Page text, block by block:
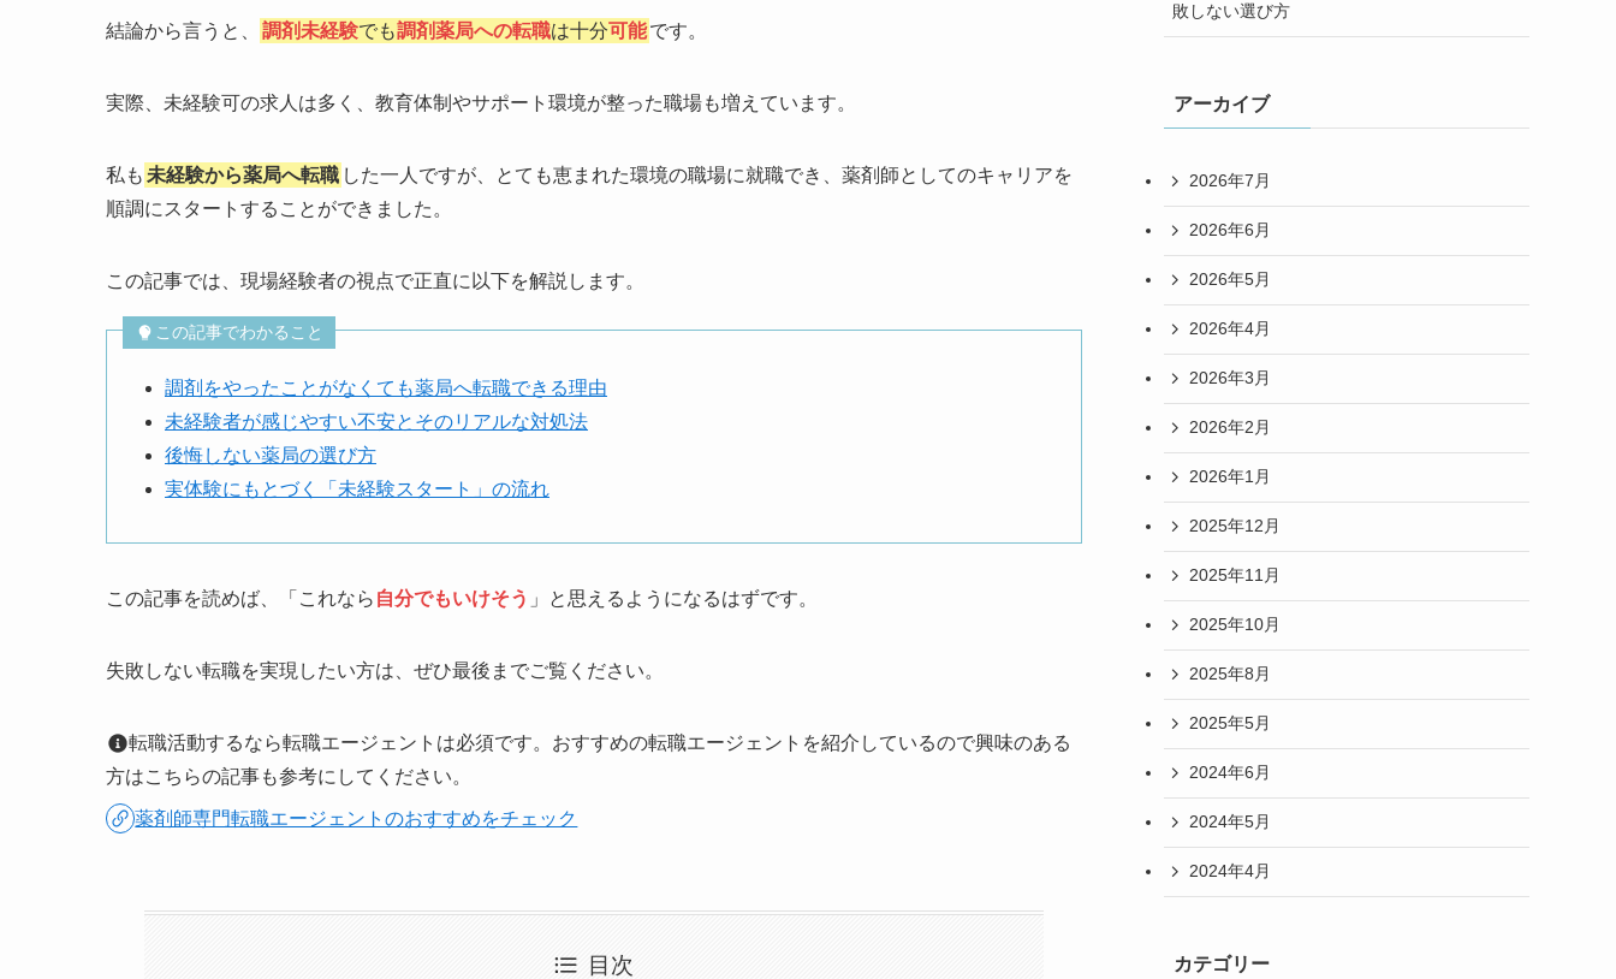
結論から言うと、 調剤未経験でも調剤薬局への転職は十分可能です。
実際、未経験可の求人は多く、教育体制やサポート環境が整った職場も増えています。
私も 未経験から薬局へ転職 した一人ですが、とても恵まれた環境の職場に就職でき、薬剤師としてのキャリアを
順調にスタートすることができました。
この記事では、現場経験者の視点で正直に以下を解説します。
この記事でわかること
調剤をやったことがなくても薬局へ転職できる理由
未経験者が感じやすい不安とそのリアルな対処法
後悔しない薬局の選び方
実体験にもとづく「未経験スタート」の流れ
この記事を読めば、「これなら 自分でもいけそう 」と思えるようになるはずです。
失敗しない転職を実現したい方は、ぜひ最後までご覧ください。
転職活動するなら転職エージェントは必須です。おすすめの転職エージェントを紹介しているので興味のある
方はこちらの記事も参考にしてください。
薬剤師専門転職エージェントのおすすめをチェック
目次
敗しない選び方
アーカイブ
2026年7月
2026年6月
2026年5月
2026年4月
2026年3月
2026年2月
2026年1月
2025年12月
2025年11月
2025年10月
2025年8月
2025年5月
2024年6月
2024年5月
2024年4月
カテゴリー